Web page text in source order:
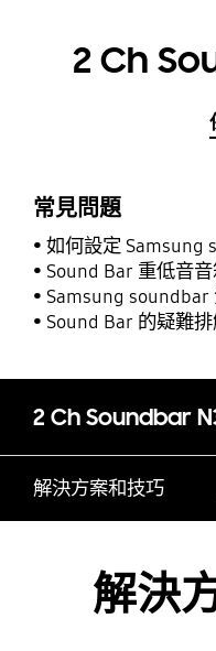
2 Ch
常見問題
如何設定 Samsung
Sound Bar 重低音
Samsung soundbar
Sound Bar 的疑難
解決方案和技巧
解決